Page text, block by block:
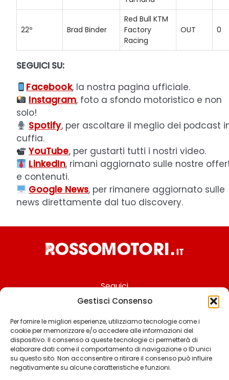
Gestisci Consenso
Per fornire le migliori esperienze, utilizziamo tecnologie come i
cookie per memorizzare e/o accedere alle informazioni del
dispositivo. Il consenso a queste tecnologie ci permetterà di
elaborare dati come il comportamento di navigazione o ID unici
su questo sito. Non acconsentire o ritirare il consenso può influire
negativamente su alcune caratteristiche e funzioni.
22º Brad Binder
Red Bull KTM
Factory
Racing
OUT 0
SEGUICI SU:
Facebook, la nostra pagina ufficiale.
Instagram, foto a sfondo motoristico e non
solo!
Spotify, per ascoltare il meglio dei podcast
cuffia.
YouTube, per gustarti tutti i nostri video.
LinkedIn, rimani aggiornato sulle nostre
e contenuti.
Google News, per rimanere aggiornato sulle
news direttamente dal tuo discovery.
Seguici
Chi siamo
Contattaci
Termini & Condizioni